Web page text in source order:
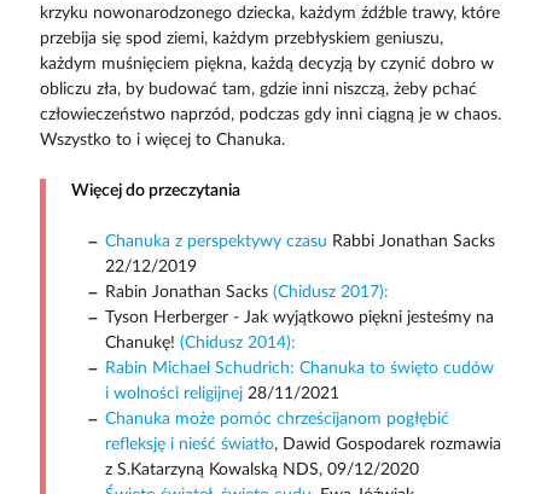
krzyku nowonarodzonego dziecka, każdym źdźble trawy, które
przebija się spod ziemi, każdym przebłyskiem geniuszu,
każdym muśnięciem piękna, każdą decyzją by czynić dobro w
obliczu zła, by budować tam, gdzie inni niszczą, żeby pchać
człowieczeństwo naprzód, podczas gdy inni ciągną je w chaos.
Wszystko to i więcej to Chanuka.
Więcej do przeczytania
Chanuka z perspektywy czasu Rabbi Jonathan Sacks
22/12/2019
Rabin Jonathan Sacks (Chidusz 2017):
Tyson Herberger - Jak wyjątkowo piękni jesteśmy na
Chanukę! (Chidusz 2014):
Rabin Michael Schudrich: Chanuka to święto cudów
i wolności religijnej28/11/2021
Chanuka może pomóc chrześcijanom pogłębić
refleksję i nieść światło, Dawid Gospodarek rozmawia
z S.Katarzyną Kowalską NDS, 09/12/2020